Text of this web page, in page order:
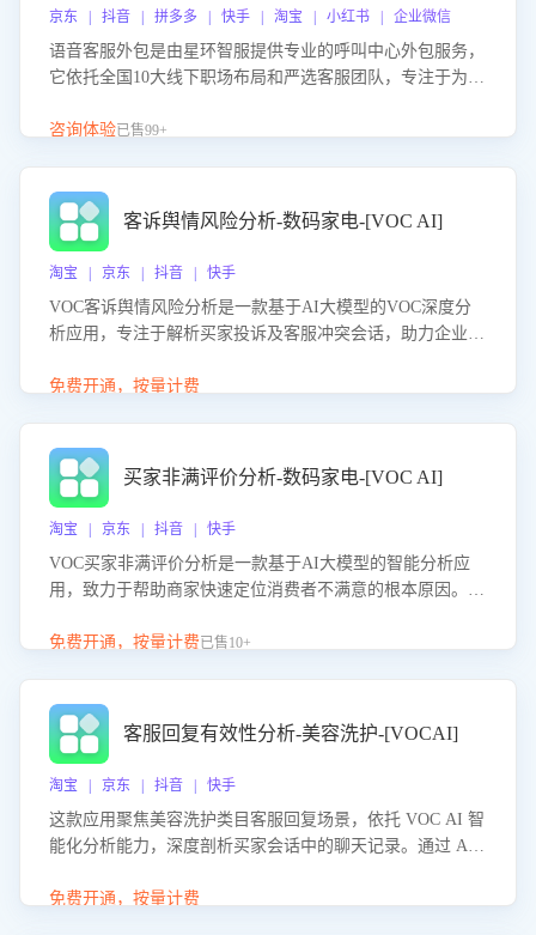
京东 | 抖音 | 拼多多 | 快手 | 淘宝 | 小红书 | 企业微信
语音客服外包是由星环智服提供专业的呼叫中心外包服务，
它依托全国10大线下职场布局和严选客服团队，专注于为企
客服团队和智能工具提升语音客服服务效率和质量，帮助企
咨询体验已售99+
客诉舆情风险分析-数码家电-[VOC AI]
淘宝 | 京东 | 抖音 | 快手
VOC客诉舆情风险分析是一款基于AI大模型的VOC深度分
析应用，专注于解析买家投诉及客服冲突会话，助力企业精
别客户情绪、归因争议根源，并客观评估客服应对合理性与
能力，阻断差评扩散，维护品牌声誉，实现客户满意度的持
续提升。
免费开通，按量计费
买家非满评价分析-数码家电-[VOC AI]
淘宝 | 京东 | 抖音 | 快手
VOC买家非满评价分析是一款基于AI大模型的智能分析应
用，致力于帮助商家快速定位消费者不满意的根本原因。该
客服原因或其它部门原因，明确责任归属，提供可落地的改
改，有效提升客户满意度和店铺整体服务质量。
免费开通，按量计费已售10+
客服回复有效性分析-美容洗护-[VOCAI]
淘宝 | 京东 | 抖音 | 快手
这款应用聚焦美容洗护类目客服回复场景，依托 VOC AI 智
能化分析能力，深度剖析买家会话中的聊天记录。通过 AI
答的有效性与完整性，输出针对性改进策略，助力商家快速
免费开通，按量计费